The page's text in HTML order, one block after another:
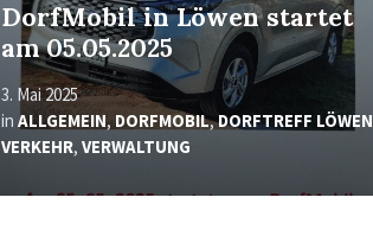
DorfMobil in Löwen startet
am 05.05.2025
3. Mai 2025
in ALLGEMEIN, DORFMOBIL,DORFTREFF LÖWEN
VERKEHR, VERWALTUNG